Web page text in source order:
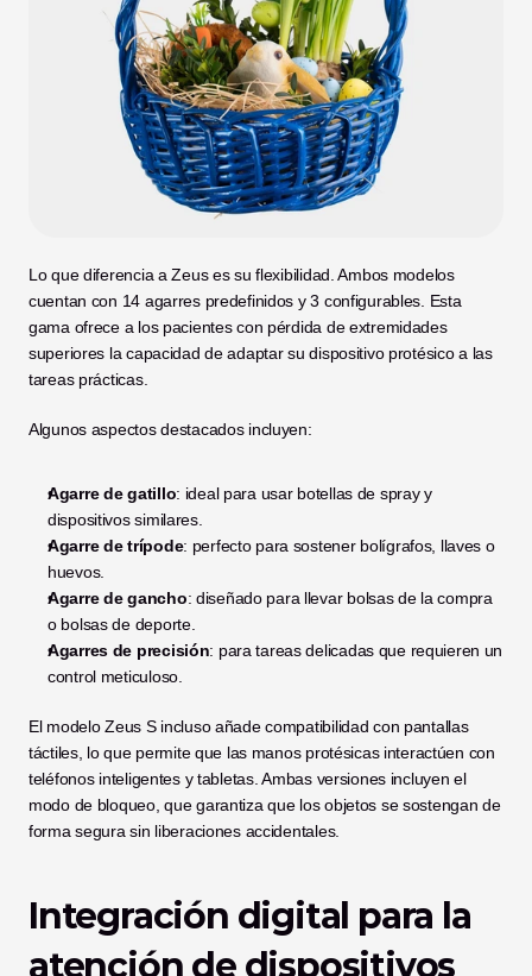
Lo que diferencia a Zeus es su flexibilidad. Ambos modelos
cuentan con 14 agarres predefinidos y 3 configurables. Esta
gama ofrece a los pacientes con pérdida de extremidades
superiores la capacidad de adaptar su dispositivo protésico a las
tareas prácticas.
Algunos aspectos destacados incluyen:
Agarre de gatillo: ideal para usar botellas de spray y
dispositivos similares.
Agarre de trípode: perfecto para sostener bolígrafos, llaves o
huevos.
Agarre de gancho: diseñado para llevar bolsas de la compra
o bolsas de deporte.
Agarres de precisión: para tareas delicadas que requieren un
control meticuloso.
El modelo Zeus S incluso añade compatibilidad con pantallas
táctiles, lo que permite que las manos protésicas interactúen con
teléfonos inteligentes y tabletas. Ambas versiones incluyen el
modo de bloqueo, que garantiza que los objetos se sostengan de
forma segura sin liberaciones accidentales.
Integración digital para la
atención de dispositivos